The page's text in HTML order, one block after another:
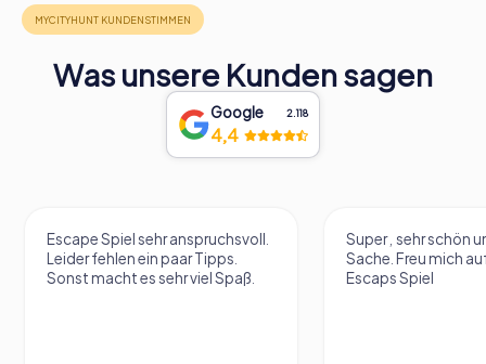
Was unsere Kunden sagen
Google 2.118
4,4
Escape Spiel sehr anspruchsvoll.
Leider fehlen ein paar Tipps.
Sonst macht es sehr viel Spaß.
Super , sehr schön
Sache. Freu mich
Escaps Spiel